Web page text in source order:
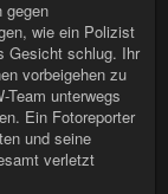
gegen
wie ein Polizist
Gesicht schlug. Ihr
vorbeigehen zu
unterwegs
Ein Fotoreporter
und seine
verletzt